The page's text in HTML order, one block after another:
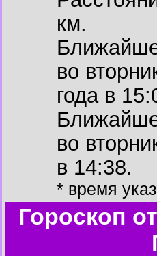
км.
во
года в
во
в 14:38.
* время
Гороскоп